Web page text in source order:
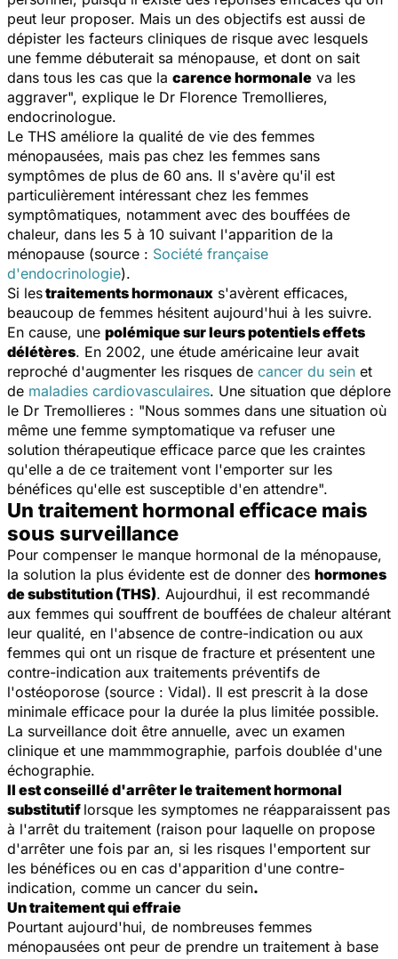
peut leur proposer. Mais un des objectifs est aussi de
dépister les facteurs cliniques de risque avec lesquels
une femme débuterait sa ménopause, et dont on sait
dans tous les cas que la carence hormonale va les
aggraver", explique le Dr Florence Tremollieres,
endocrinologue.
Le THS améliore la qualité de vie des femmes
ménopausées, mais pas chez les femmes sans
symptômes de plus de 60 ans. Il s'avère qu'il est
particulièrement intéressant chez les femmes
symptômatiques, notamment avec des bouffées de
chaleur, dans les 5 à 10 suivant l'apparition de la
ménopause (source : Société française
d'endocrinologie).
Si lestraitements hormonaux s'avèrent efficaces,
beaucoup de femmes hésitent aujourd'hui à les suivre.
En cause, une polémique sur leurs potentiels effets
délétères. En 2002, une étude américaine leur avait
reproché d'augmenter les risques de cancer du sein et
de maladies cardiovasculaires. Une situation que déplore
le Dr Tremollieres : "Nous sommes dans une situation où
même une femme symptomatique va refuser une
solution thérapeutique efficace parce que les craintes
qu'elle a de ce traitement vont l'emporter sur les
bénéfices qu'elle est susceptible d'en attendre".
Un traitement hormonal efficace mais
sous surveillance
Pour compenser le manque hormonal de la ménopause,
la solution la plus évidente est de donner des hormones
de substitution (THS). Aujourdhui, il est recommandé
aux femmes qui souffrent de bouffées de chaleur altérant
leur qualité, en l'absence de contre-indication ou aux
femmes qui ont un risque de fracture et présentent une
contre-indication aux traitements préventifs de
l'ostéoporose (source : Vidal). Il est prescrit à la dose
minimale efficace pour la durée la plus limitée possible.
La surveillance doit être annuelle, avec un examen
clinique et une mammmographie, parfois doublée d'une
échographie.
Il est conseillé d'arrêter le traitement hormonal
substitutif lorsque les symptomes ne réapparaissent pas
à l'arrêt du traitement (raison pour laquelle on propose
d'arrêter une fois par an, si les risques l'emportent sur
les bénéfices ou en cas d'apparition d'une contre-
indication, comme un cancer du sein.
Un traitement qui effraie
Pourtant aujourd'hui, de nombreuses femmes
ménopausées ont peur de prendre un traitement à base